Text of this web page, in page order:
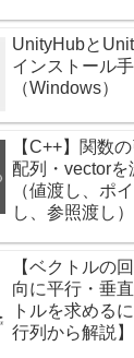
UnityHubと
インストール
（Windows）
【C++】関数
配列・vectorを
（値渡し、ポ
し、参照渡し
【ベクトルの
向に平行・垂
トルを求める
行列から解説】